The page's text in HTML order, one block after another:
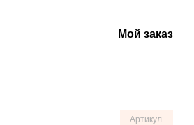
Мой заказ
Артикул